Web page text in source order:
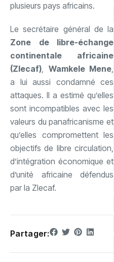
plusieurs pays africains.
Le secrétaire général de la
Zone de libre-échange
continentale africaine
(Zlecaf), Wamkele Mene,
a lui aussi condamné ces
attaques. Il a estimé qu’elles
sont incompatibles avec les
valeurs du panafricanisme et
qu’elles compromettent les
objectifs de libre circulation,
d’intégration économique et
d’unité africaine défendus
par la Zlecaf.
Partager: